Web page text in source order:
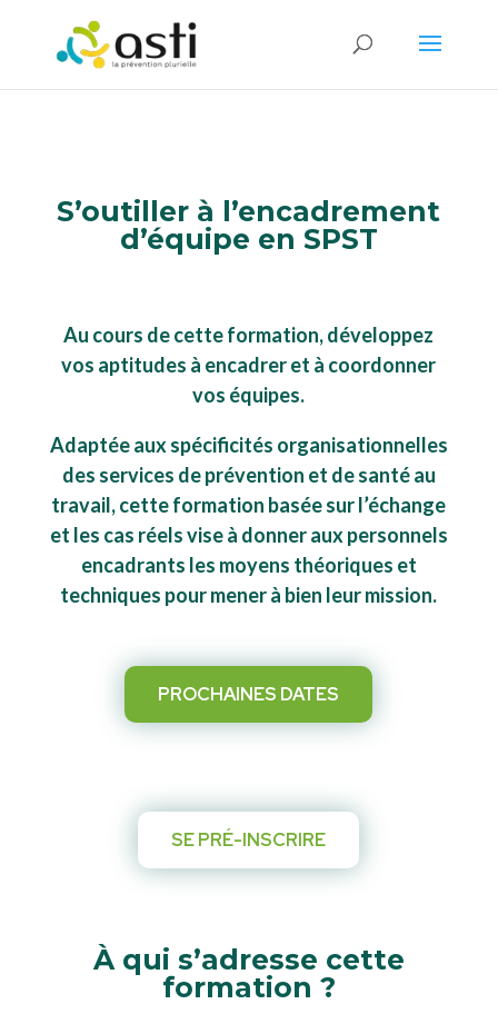
S’outiller à l’encadrement
d’équipe en SPST
Au cours de cette formation, développez
vos aptitudes à encadrer et à coordonner
vos équipes.
Adaptée aux spécificités organisationnelles
des services de prévention et de santé au
travail, cette formation basée sur l’échange
et les cas réels vise à donner aux personnels
encadrants les moyens théoriques et
techniques pour mener à bien leur mission.
PROCHAINES DATES
SE PRÉ-INSCRIRE
À qui s’adresse cette
formation ?